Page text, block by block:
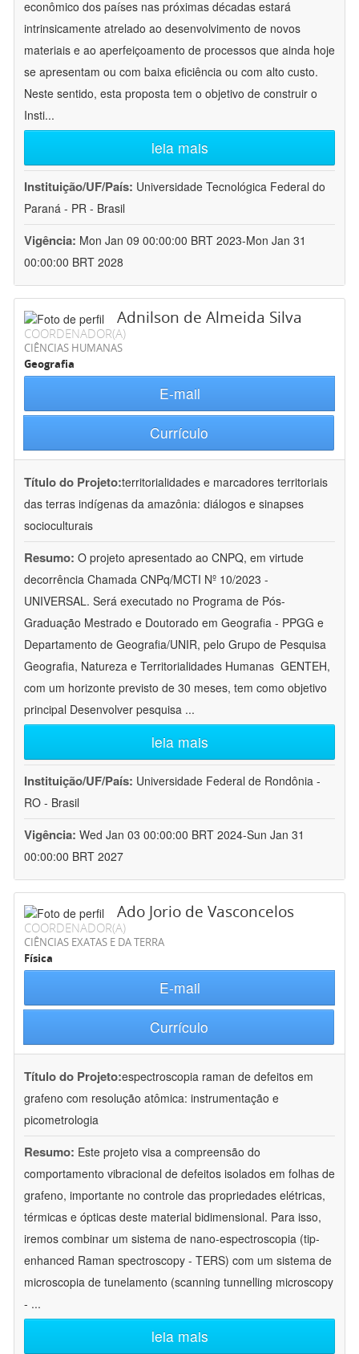
econômico dos países nas próximas décadas estará
intrinsicamente atrelado ao desenvolvimento de novos
materiais e ao aperfeiçoamento de processos que ainda hoje
se apresentam ou com baixa eficiência ou com alto custo.
Neste sentido, esta proposta tem o objetivo de construir o
Insti...
leia mais
Instituição/UF/País: Universidade Tecnológica Federal do
Paraná - PR - Brasil
Vigência: Mon Jan 09 00:00:00 BRT 2023-Mon Jan 31
00:00:00 BRT 2028
Adnilson de Almeida Silva
COORDENADOR(A)
CIÊNCIAS HUMANAS
Geografia
E-mail
Currículo
Título do Projeto:territorialidades e marcadores territoriais
das terras indígenas da amazônia: diálogos e sinapses
socioculturais
Resumo: O projeto apresentado ao CNPQ, em virtude
decorrência Chamada CNPq/MCTI Nº 10/2023 -
UNIVERSAL. Será executado no Programa de Pós-
Graduação Mestrado e Doutorado em Geografia - PPGG e
Departamento de Geografia/UNIR, pelo Grupo de Pesquisa
Geografia, Natureza e Territorialidades Humanas  GENTEH,
com um horizonte previsto de 30 meses, tem como objetivo
principal Desenvolver pesquisa ...
leia mais
Instituição/UF/País: Universidade Federal de Rondônia -
RO - Brasil
Vigência: Wed Jan 03 00:00:00 BRT 2024-Sun Jan 31
00:00:00 BRT 2027
Ado Jorio de Vasconcelos
COORDENADOR(A)
CIÊNCIAS EXATAS E DA TERRA
Física
E-mail
Currículo
Título do Projeto:espectroscopia raman de defeitos em
grafeno com resolução atômica: instrumentação e
picometrologia
Resumo: Este projeto visa a compreensão do
comportamento vibracional de defeitos isolados em folhas de
grafeno, importante no controle das propriedades elétricas,
térmicas e ópticas deste material bidimensional. Para isso,
iremos combinar um sistema de nano-espectroscopia (tip-
enhanced Raman spectroscopy - TERS) com um sistema de
microscopia de tunelamento (scanning tunnelling microscopy
- ...
leia mais